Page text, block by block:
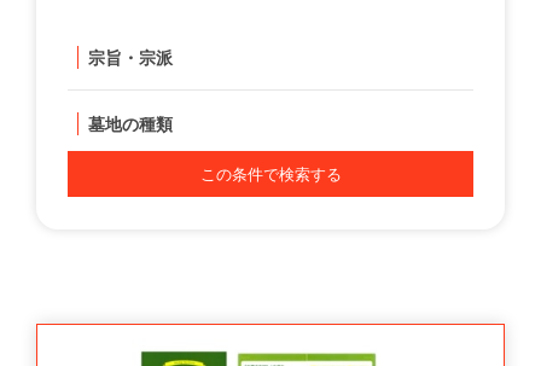
宗旨・宗派
墓地の種類
この条件で検索する